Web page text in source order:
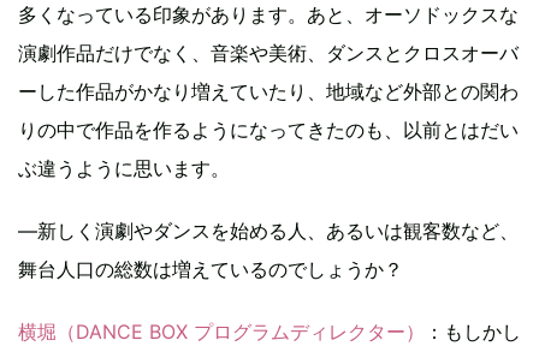
多くなっている印象があります。あと、オーソドックスな
演劇作品だけでなく、音楽や美術、ダンスとクロスオーバ
ーした作品がかなり増えていたり、地域など外部との関わ
りの中で作品を作るようになってきたのも、以前とはだい
ぶ違うように思います。
―新しく演劇やダンスを始める人、あるいは観客数など、
舞台人口の総数は増えているのでしょうか？
横堀（DANCE BOX プログラムディレクター）
：もしかし